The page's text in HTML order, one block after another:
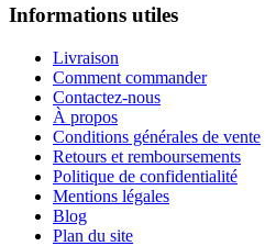
Informations utiles
Livraison
Comment commander
Contactez-nous
À propos
Conditions générales de vente
Retours et remboursements
Politique de confidentialité
Mentions légales
Blog
Plan du site